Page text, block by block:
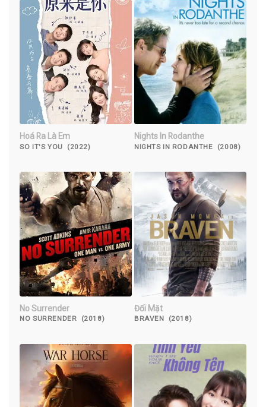
Hoá Ra Là Em
SO IT'S YOU (2022)
Nights In Rodanthe
NIGHTS IN RODANTHE (2008)
No Surrender
NO SURRENDER (2018)
Đối Mặt
BRAVEN (2018)